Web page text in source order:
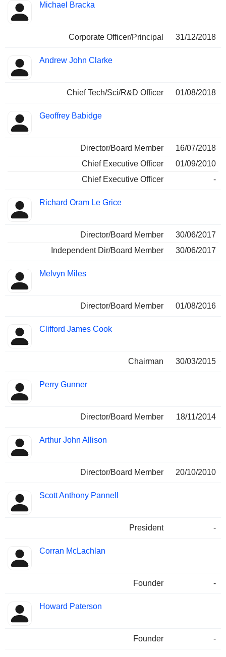
Michael Bracka
Corporate Officer/Principal 31/12/2018
Andrew John Clarke
Chief Tech/Sci/R&D Officer 01/08/2018
Geoffrey Babidge
Director/Board Member
16/07/2018
Chief Executive Officer
01/09/2010
Chief Executive Officer
-
Richard Oram Le Grice
Director/Board Member
30/06/2017
Independent Dir/Board Member
30/06/2017
Melvyn Miles
Director/Board Member 01/08/2016
Clifford James Cook
Chairman 30/03/2015
Perry Gunner
Director/Board Member 18/11/2014
Arthur John Allison
Director/Board Member 20/10/2010
Scott Anthony Pannell
President -
Corran McLachlan
Founder -
Howard Paterson
Founder -